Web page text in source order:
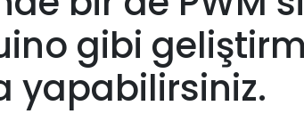
gibi
yapabilirsiniz.